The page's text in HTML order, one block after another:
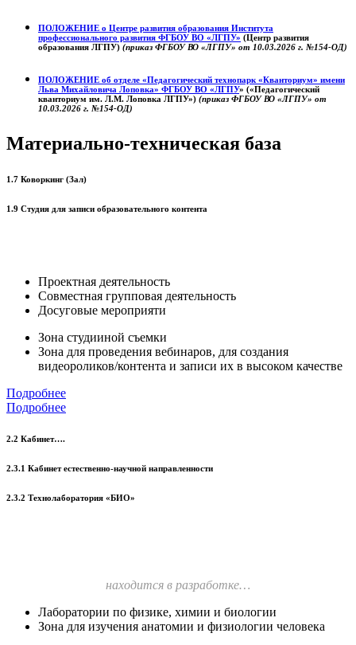
ПОЛОЖЕНИЕ о Центре развития образования Института
профессионального развития ФГБОУ ВО «ЛГПУ» (Центр развития
образования ЛГПУ) (приказ ФГБОУ ВО «ЛГПУ» от 10.03.2026 г. №154-ОД)
ПОЛОЖЕНИЕ об отделе «Педагогический технопарк «Кванториум» имени
Льва Михайловича Лоповка» ФГБОУ ВО «ЛГПУ» («Педагогический
кванториум им. Л.М. Лоповка ЛГПУ») (приказ ФГБОУ ВО «ЛГПУ» от
10.03.2026 г. №154-ОД)
Материально-техническая база
1.7 Коворкинг (Зал)
1.9 Студия для записи образовательного контента
Проектная деятельность
Совместная групповая деятельность
Досуговые мероприяти
Зона студииной съемки
Зона для проведения вебинаров, для создания
видеороликов/контента и записи их в высоком качестве
Подробнее
Подробнее
2.2 Кабинет….
2.3.1 Кабинет естественно-научной направленности
2.3.2 Технолаборатория «БИО»
находится в разработке…
Лаборатории по физике, химии и биологии
Зона для изучения анатомии и физиологии человека